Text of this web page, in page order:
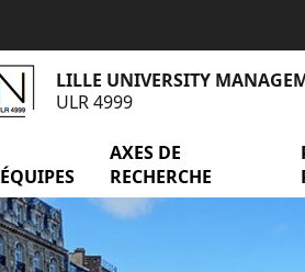
LILLE UNIVERSITY
ULR 4999
ÉQUIPES menu Équipes
AXES DE
RECHERCHE